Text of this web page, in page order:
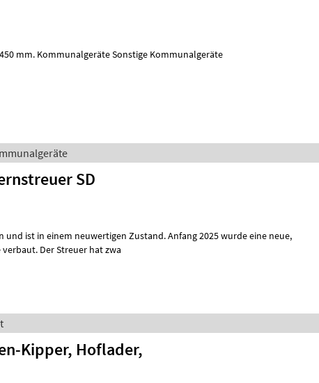
mm. Kommunalgeräte Sonstige Kommunalgeräte
SD
und ist in einem neuwertigen Zustand. Anfang 2025 wurde eine neue,
Der Streuer hat zwa
Kipper, Hoflader,